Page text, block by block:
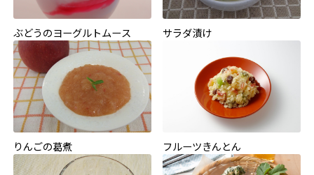
ぶどうのヨーグルトムース サラダ漬け
りんごの葛煮 フルーツきんとん